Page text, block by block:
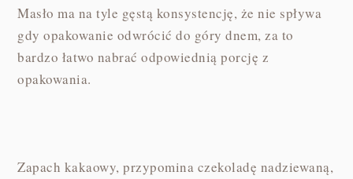
Masło ma na tyle gęstą konsystencję, że nie spływa
gdy opakowanie odwrócić do góry dnem, za to
bardzo łatwo nabrać odpowiednią porcję z
opakowania.
Zapach kakaowy, przypomina czekoladę nadziewaną,